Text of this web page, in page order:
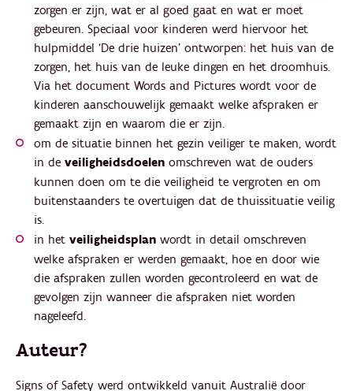
zorgen er zijn, wat er al goed gaat en wat er moet
gebeuren. Speciaal voor kinderen werd hiervoor het
hulpmiddel ‘De drie huizen’ ontworpen: het huis van de
zorgen, het huis van de leuke dingen en het droomhuis.
Via het document Words and Pictures wordt voor de
kinderen aanschouwelijk gemaakt welke afspraken er
gemaakt zijn en waarom die er zijn.
om de situatie binnen het gezin veiliger te maken, wordt
in de veiligheidsdoelen omschreven wat de ouders
kunnen doen om te die veiligheid te vergroten en om
buitenstaanders te overtuigen dat de thuissituatie veilig
is.
in het veiligheidsplan wordt in detail omschreven
welke afspraken er werden gemaakt, hoe en door wie
die afspraken zullen worden gecontroleerd en wat de
gevolgen zijn wanneer die afspraken niet worden
nageleefd.
Auteur?
Signs of Safety werd ontwikkeld vanuit Australië door